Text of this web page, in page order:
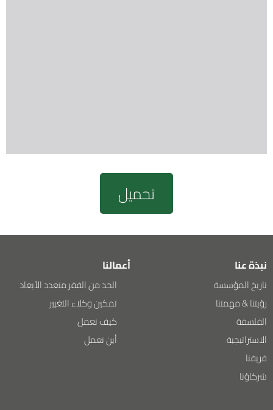
تحميل
نبذة عنا
تاريخ المؤسسة
رؤيتنا & مهمتنا
الفلسفة
الاستراتيجية
فريقنا
شركاؤنا
أعمالنا
الحد من الفقر متعدد الأبعاد
تمكين وكلاء التغيير
كيف نعمل
أين نعمل